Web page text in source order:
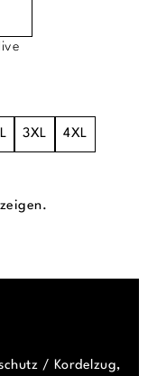
3XL 4XL
/ Kordelzug,